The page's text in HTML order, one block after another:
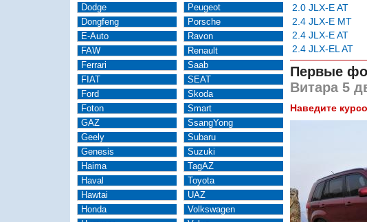
Dodge
Dongfeng
E-Auto
FAW
Ferrari
FIAT
Ford
Foton
GAZ
Geely
Genesis
Haima
Haval
Hawtai
Honda
Peugeot
Porsche
Ravon
Renault
Saab
SEAT
Skoda
Smart
SsangYong
Subaru
Suzuki
TagAZ
Toyota
UAZ
Volkswagen
2.0 JLX-E AT
2.4 JLX-E MT
2.4 JLX-E AT
2.4 JLX-EL AT
Первые
Витара 5
Наведите